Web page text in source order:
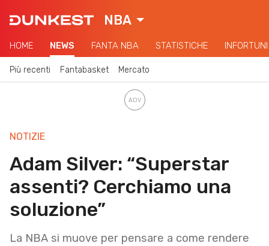
NBA
HOME NEWS FANTA NBA STATISTICHE INFORTUNI
Più recenti Fantabasket Mercato
NOTIZIE
Adam Silver: “Superstar
assenti? Cerchiamo una
soluzione”
La NBA si muove per pensare a come rendere